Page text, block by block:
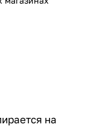
на